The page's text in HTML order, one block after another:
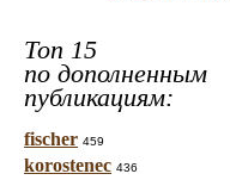
Топ 15
по дополненным
публикациям:
fischer 459
korostenec 436